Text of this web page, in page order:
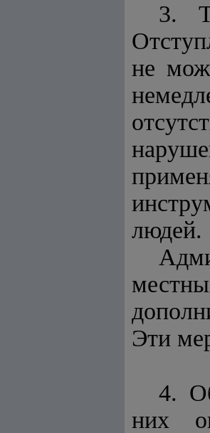
3.
не
людей.
Эти
4.
них